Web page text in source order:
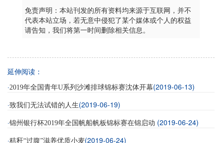
免责声明：本站刊发的所有资料均来源于互联网，并不
代表本站立场，若无意中侵犯了某个媒体或个人的权益
请告知，我们将第一时间删除相关信息。
延伸阅读：
·2019年全国青年U系列沙滩排球锦标赛沈体开幕(2019-06-13)
·致我们无法试错的人生(2019-06-19)
·锦州银行杯2019年全国帆船帆板锦标赛在锦启动 (2019-06-24)
·秸秆“过腹”滋养优质小麦(2019-06-24)